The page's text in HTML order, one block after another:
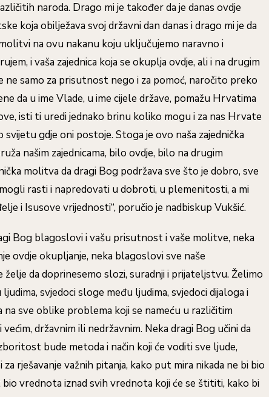
naroda. Drago mi je također da je danas ovdje
koja obilježava svoj državni dan danas i drago mi je da
na ovu nakanu koju uključujemo naravno i
i vaša zajednica koja se okuplja ovdje, ali i na drugim
ne samo za prisutnost nego i za pomoć, naročito preko
da u ime Vlade, u ime cijele države, pomažu Hrvatima
isti ti uredi jednako brinu koliko mogu i za nas Hrvate
gdje oni postoje. Stoga je ovo naša zajednička
našim zajednicama, bilo ovdje, bilo na drugim
molitva da dragi Bog podržava sve što je dobro, sve
rasti i napredovati u dobroti, u plemenitosti, a mi
i Isusove vrijednosti“, poručio je nadbiskup Vukšić.
Bog blagoslovi i vašu prisutnost i vaše molitve, neka
ovdje okupljanje, neka blagoslovi sve naše
da doprinesemo slozi, suradnji i prijateljstvu. Želimo
svjedoci sloge među ljudima, svjedoci dijaloga i
sve oblike problema koji se nameću u različitim
većim, državnim ili nedržavnim. Neka dragi Bog učini da
bude metoda i način koji će voditi sve ljude,
rješavanje važnih pitanja, kako put mira nikada ne bi bio
vrednota iznad svih vrednota koji će se štititi, kako bi